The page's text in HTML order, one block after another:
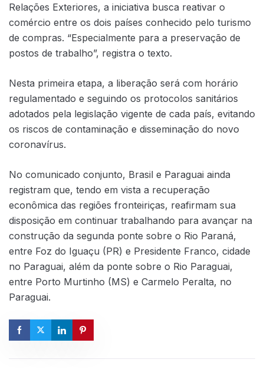
Relações Exteriores, a iniciativa busca reativar o
comércio entre os dois países conhecido pelo turismo
de compras. “Especialmente para a preservação de
postos de trabalho”, registra o texto.
Nesta primeira etapa, a liberação será com horário
regulamentado e seguindo os protocolos sanitários
adotados pela legislação vigente de cada país, evitando
os riscos de contaminação e disseminação do novo
coronavírus.
No comunicado conjunto, Brasil e Paraguai ainda
registram que, tendo em vista a recuperação
econômica das regiões fronteiriças, reafirmam sua
disposição em continuar trabalhando para avançar na
construção da segunda ponte sobre o Rio Paraná,
entre Foz do Iguaçu (PR) e Presidente Franco, cidade
no Paraguai, além da ponte sobre o Rio Paraguai,
entre Porto Murtinho (MS) e Carmelo Peralta, no
Paraguai.